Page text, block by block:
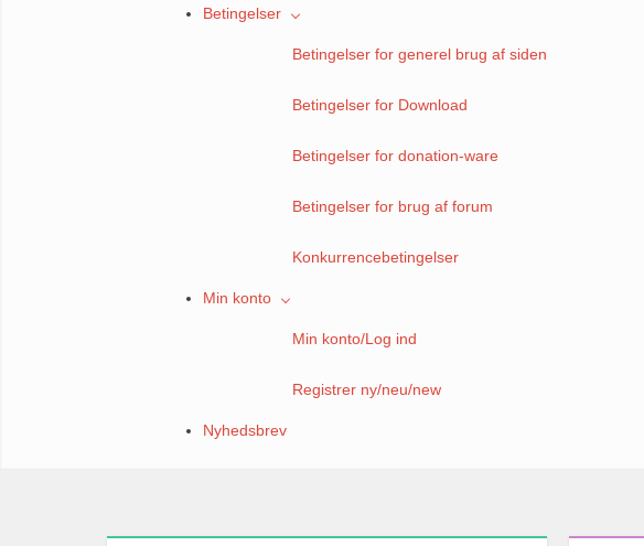
Betingelser
Betingelser for generel brug af siden
Betingelser for Download
Betingelser for donation-ware
Betingelser for brug af forum
Konkurrencebetingelser
Min konto
Min konto/Log ind
Registrer ny/neu/new
Nyhedsbrev